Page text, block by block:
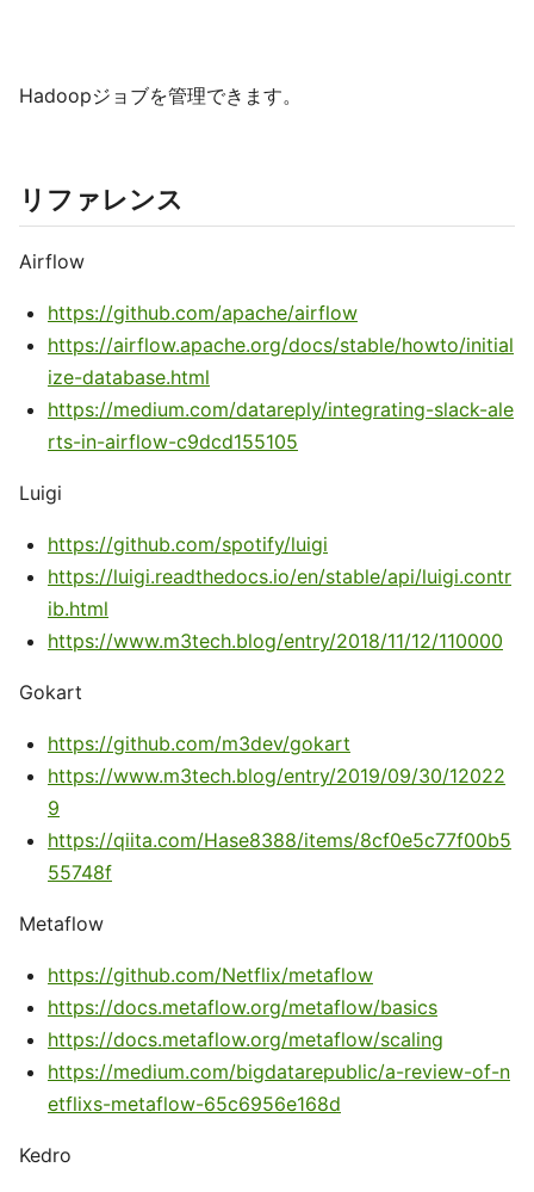
Hadoopジョブを管理できます。
リファレンス
Airflow
https://github.com/apache/airflow
https://airflow.apache.org/docs/stable/howto/initial
ize-database.html
https://medium.com/datareply/integrating-slack-ale
rts-in-airflow-c9dcd155105
Luigi
https://github.com/spotify/luigi
https://luigi.readthedocs.io/en/stable/api/luigi.contr
ib.html
https://www.m3tech.blog/entry/2018/11/12/110000
Gokart
https://github.com/m3dev/gokart
https://www.m3tech.blog/entry/2019/09/30/12022
9
https://qiita.com/Hase8388/items/8cf0e5c77f00b5
55748f
Metaflow
https://github.com/Netflix/metaflow
https://docs.metaflow.org/metaflow/basics
https://docs.metaflow.org/metaflow/scaling
https://medium.com/bigdatarepublic/a-review-of-n
etflixs-metaflow-65c6956e168d
Kedro